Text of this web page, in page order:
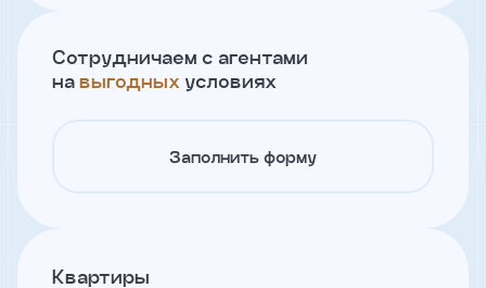
Сотрудничаем с агентами
на выгодных условиях
Заполнить форму
Квартиры
условиями